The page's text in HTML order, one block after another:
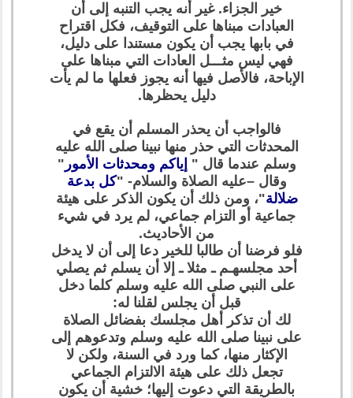
خير الجزاء. غير أنه يجب التنبه إلى أن
العبادات مبناها على التوقيف، فكل اقتراح
في بابها يجب أن يكون مستندا على دليل،
فهي ليس مثـــل العادات التي مبناها على
الإباحة، فالأصل فيها أنه يجوز فعلها ما لم يأت
دليل يحظرها.
فالواجب أن يحذر المسلم أن يقع في
المحدثات التي حذر منها نبينا صلى الله عليه
وسلم عندما قال " إياكم ومحدثات الأمور "
وقال –عليه الصلاة والسلام- "كل بدعة
ضلالة"، ومن ذلك أن يكون الذكر على هيئة
جماعية أو التزام جماعي، لم يرد في شيء
من الأحاديث.
فلو فرضنا أن طالبا للخير دعا إلى أن لا يدخل
أحد مجلسهـم ـ مثلا ـ إلا أن يسلم ثم يصلي
على النبي صلى الله عليه وسلم كلما دخل
قبل أن يجلس لقلنا له:
لك أن تذكر أهل مجلسك بفضائل الصلاة
على نبينا صلى الله عليه وسلم وتدعوهم إلى
الإكثار منها، كما ورد في السنة، ولكن لا
تجعل ذلك على هيئة الالتزام الجماعي
بالطريقة التي دعوت إليها؛ خشية أن يكون